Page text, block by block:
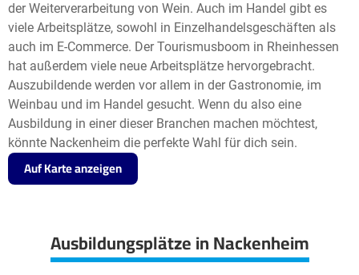
der Weiterverarbeitung von Wein. Auch im Handel gibt es
viele Arbeitsplätze, sowohl in Einzelhandelsgeschäften als
auch im E-Commerce. Der Tourismusboom in Rheinhessen
hat außerdem viele neue Arbeitsplätze hervorgebracht.
Auszubildende werden vor allem in der Gastronomie, im
Weinbau und im Handel gesucht. Wenn du also eine
Ausbildung in einer dieser Branchen machen möchtest,
könnte Nackenheim die perfekte Wahl für dich sein.
Auf Karte anzeigen
Ausbildungsplätze in Nackenheim